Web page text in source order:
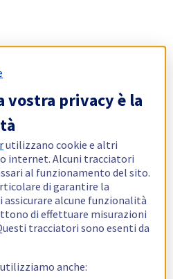
vostra privacy è la
utilizzano cookie e altri
internet. Alcuni tracciatori
al funzionamento del sito.
di garantire la
assicurare alcune funzionalità
di effettuare misurazioni
tracciatori sono esenti da
anche: